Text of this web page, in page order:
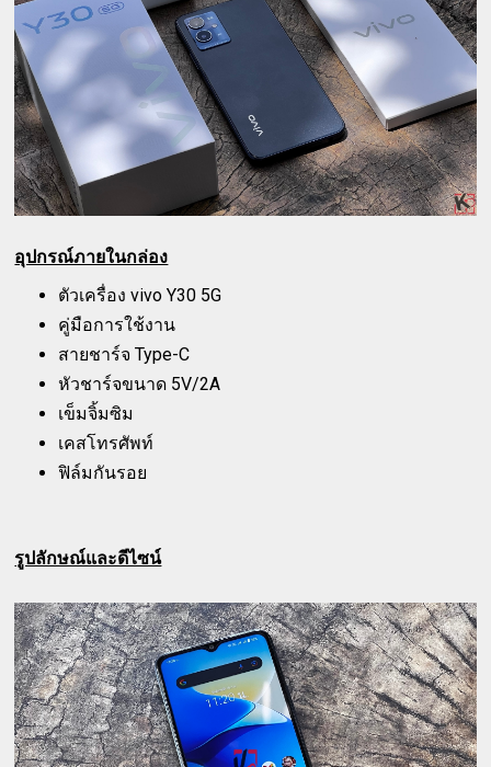
อุปกรณ์ภายในกล่อง
ตัวเครื่อง vivo Y30 5G
คู่มือการใช้งาน
สายชาร์จ Type-C
หัวชาร์จขนาด 5V/2A
เข็มจิ้มซิม
เคสโทรศัพท์
ฟิล์มกันรอย
รูปลักษณ์และดีไซน์